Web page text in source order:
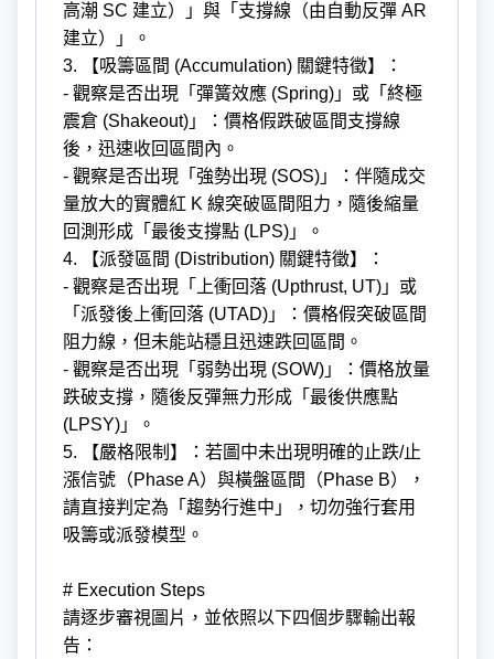
高潮 SC 建立）」與「支撐線（由自動反彈 AR
建立）」。
3. 【吸籌區間 (Accumulation) 關鍵特徵】：
- 觀察是否出現「彈簧效應 (Spring)」或「終極
震倉 (Shakeout)」：價格假跌破區間支撐線
後，迅速收回區間內。
- 觀察是否出現「強勢出現 (SOS)」：伴隨成交
量放大的實體紅 K 線突破區間阻力，隨後縮量
回測形成「最後支撐點 (LPS)」。
4. 【派發區間 (Distribution) 關鍵特徵】：
- 觀察是否出現「上衝回落 (Upthrust, UT)」或
「派發後上衝回落 (UTAD)」：價格假突破區間
阻力線，但未能站穩且迅速跌回區間。
- 觀察是否出現「弱勢出現 (SOW)」：價格放量
跌破支撐，隨後反彈無力形成「最後供應點
(LPSY)」。
5. 【嚴格限制】：若圖中未出現明確的止跌/止
漲信號（Phase A）與橫盤區間（Phase B），
請直接判定為「趨勢行進中」，切勿強行套用
吸籌或派發模型。
# Execution Steps
請逐步審視圖片，並依照以下四個步驟輸出報
告：